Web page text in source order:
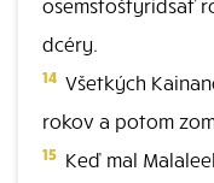
osemstoštyridsať
dcéry.
14 Všetkých
rokov a potom
15 Keď mal